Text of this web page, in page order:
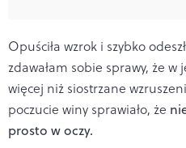
Opuściła wzrok i szybko
zdawałam sobie sprawy, że w
więcej niż siostrzane
poczucie winy sprawiało, że
prosto w oczy.